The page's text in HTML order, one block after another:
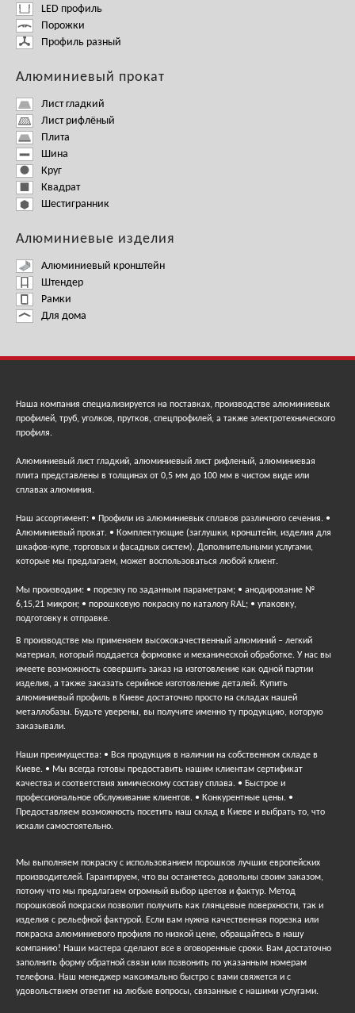
LED профиль
Порожки
Профиль разный
Алюминиевый прокат
Лист гладкий
Лист рифлёный
Плита
Шина
Круг
Квадрат
Шестигранник
Алюминиевые изделия
Алюминиевый кронштейн
Штендер
Рамки
Для дома
Наша компания специализируется на поставках, производстве алюминиевых
профилей, труб, уголков, прутков, спецпрофилей, а также электротехнического
профиля.
Алюминиевый лист гладкий, алюминиевый лист рифленый, алюминиевая
плита представлены в толщинах от 0,5 мм до 100 мм в чистом виде или
сплавах алюминия.
Наш ассортимент: • Профили из алюминиевых сплавов различного сечения. •
Алюминиевый прокат. • Комплектующие (заглушки, кронштейн, изделия для
шкафов-купе, торговых и фасадных систем). Дополнительными услугами,
которые мы предлагаем, может воспользоваться любой клиент.
Мы производим: • порезку по заданным параметрам; • анодирование №
6,15,21 микрон; • порошковую покраску по каталогу RAL; • упаковку,
подготовку к отправке.
В производстве мы применяем высококачественный алюминий – легкий
материал, который поддается формовке и механической обработке. У нас вы
имеете возможность совершить заказ на изготовление как одной партии
изделия, а также заказать серийное изготовление деталей. Купить
алюминиевый профиль в Киеве достаточно просто на складах нашей
металлобазы. Будьте уверены, вы получите именно ту продукцию, которую
заказывали.
Наши преимущества: • Вся продукция в наличии на собственном складе в
Киеве. • Мы всегда готовы предоставить нашим клиентам сертификат
качества и соответствия химическому составу сплава. • Быстрое и
профессиональное обслуживание клиентов. • Конкурентные цены. •
Предоставляем возможность посетить наш склад в Киеве и выбрать то, что
искали самостоятельно.
Мы выполняем покраску с использованием порошков лучших европейских
производителей. Гарантируем, что вы останетесь довольны своим заказом,
потому что мы предлагаем огромный выбор цветов и фактур. Метод
порошковой покраски позволит получить как глянцевые поверхности, так и
изделия с рельефной фактурой. Если вам нужна качественная порезка или
покраска алюминиевого профиля по низкой цене, обращайтесь в нашу
компанию! Наши мастера сделают все в оговоренные сроки. Вам достаточно
заполнить форму обратной связи или позвонить по указанным номерам
телефона. Наш менеджер максимально быстро с вами свяжется и с
удовольствием ответит на любые вопросы, связанные с нашими услугами.